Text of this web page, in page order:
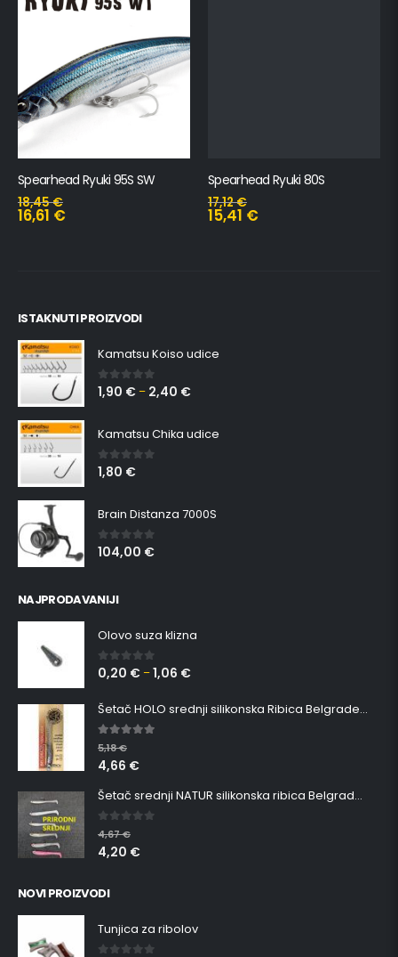
Spearhead Ryuki 95S SW
18,45€
16,61 €
Spearhead Ryuki 80S
17,12€
15,41 €
ISTAKNUTI PROIZVODI
Kamatsu Koiso udice
0 out of 5
1,90 € – 2,40 €
Kamatsu Chika udice
0 out of 5
1,80 €
Brain Distanza 7000S
0out of 5
104,00 €
NAJPRODAVANIJI
Olovo suza klizna
0 out of 5
0,20 € –1,06 €
Šetač HOLO srednji silikonska Ribica Belgrade Walker
5.00out of 5
5,18€
4,66 €
Šetač srednji NATUR silikonska ribica Belgrade Walker
0 out of 5
4,67€
4,20 €
NOVI PROIZVODI
Tunjica za ribolov